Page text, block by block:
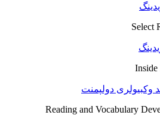
Select
وکبیولری دولپمنت
Reading and Vocabulary